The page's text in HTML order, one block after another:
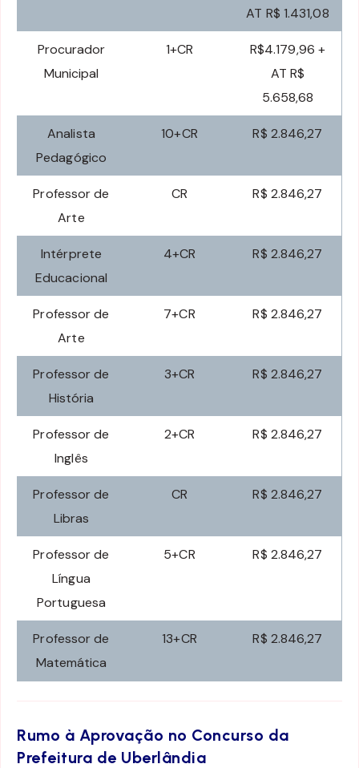
AT R$ 1.431,08
Procurador
Municipal
1+CR
R$4.179,96 +
AT R$
5.658,68
Analista
Pedagógico
10+CR R$ 2.846,27
Professor de
Arte
CR R$ 2.846,27
Intérprete
Educacional
4+CR R$ 2.846,27
Professor de
Arte
7+CR R$ 2.846,27
Professor de
História
3+CR R$ 2.846,27
Professor de
Inglês
2+CR R$ 2.846,27
Professor de
Libras
CR R$ 2.846,27
Professor de
Língua
Portuguesa
5+CR R$ 2.846,27
Professor de
Matemática
13+CR R$ 2.846,27
Rumo à Aprovação no Concurso da
Prefeitura de Uberlândia